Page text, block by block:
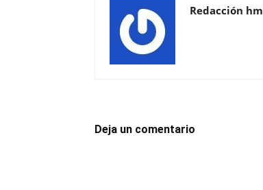
Redacción hm
Deja un comentario